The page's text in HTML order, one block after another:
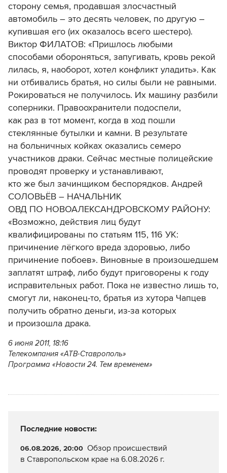
сторону семья, продавшая злосчастный
автомобиль – это десять человек, по другую –
купившая его (их оказалось всего шестеро).
Виктор ФИЛАТОВ: «Пришлось любыми
способами обороняться, запугивать, кровь рекой
лилась, я, наоборот, хотел конфликт уладить». Как
ни отбивались братья, но силы были не равными.
Рокироваться не получилось. Их машину разбили
соперники. Правоохранители подоспели,
как раз в тот момент, когда в ход пошли
стеклянные бутылки и камни. В результате
на больничных койках оказались семеро
участников драки. Сейчас местные полицейские
проводят проверку и устанавливают,
кто же был зачинщиком беспорядков. Андрей
СОЛОВЬЁВ – НАЧАЛЬНИК
ОВД ПО НОВОАЛЕКСАНДРОВСКОМУ РАЙОНУ:
«Возможно, действия лиц будут
квалифицированы по статьям 115, 116 УК:
причинение лёгкого вреда здоровью, либо
причинение побоев». Виновные в произошедшем
заплатят штраф, либо будут приговорены к году
исправительных работ. Пока не известно лишь то,
смогут ли, наконец-то, братья из хутора Чапцев
получить обратно деньги, из-за которых
и произошла драка.
6 июня 2011, 18:16
Телекомпания «АТВ-Ставрополь»
Программа «Новости 24. Тем временем»
Последние новости:
06.08.2026, 20:00 Обзор происшествий
в Ставропольском крае на 6.08.2026 г.